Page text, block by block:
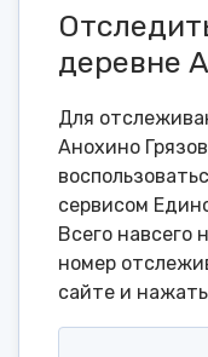
деревне
Для
Анохино
сервисом
Всего навсего
номер
сайте и